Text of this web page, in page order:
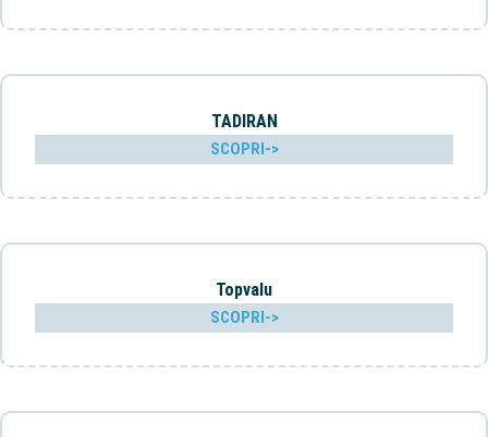
TADIRAN
SCOPRI->
Topvalu
SCOPRI->